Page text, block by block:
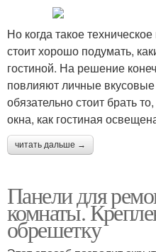
Но когда такое
стоит хорошо подумать,
гостиной. На решение
повлияют личные
обязательно стоит брать
окна, как гостиная
читать дальше →
Панели для
комнаты.
обрешетку